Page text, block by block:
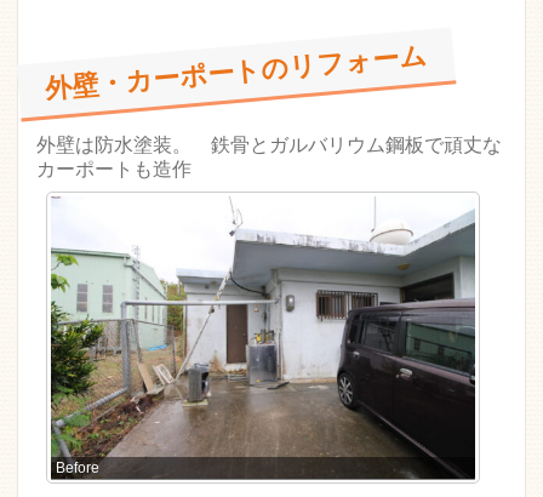
外壁・カーポートのリフォーム
外壁は防水塗装。 鉄骨とガルバリウム鋼板で頑丈な
カーポートも造作
Before